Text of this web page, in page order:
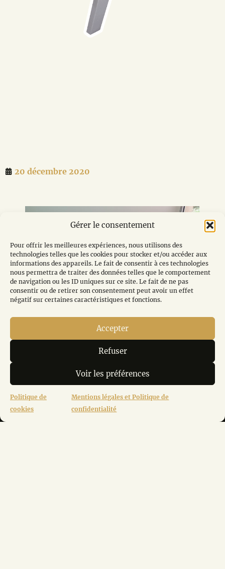
Gérer le consentement
Pour offrir les meilleures expériences, nous utilisons des
technologies telles que les cookies pour stocker et/ou accéder aux
informations des appareils. Le fait de consentir à ces technologies
nous permettra de traiter des données telles que le comportement
de navigation ou les ID uniques sur ce site. Le fait de ne pas
consentir ou de retirer son consentement peut avoir un effet
négatif sur certaines caractéristiques et fonctions.
Accepter
Refuser
Voir les préférences
Politique de
cookies
Mentions légales et Politique de
confidentialité
20 décembre 2020
Pause détente